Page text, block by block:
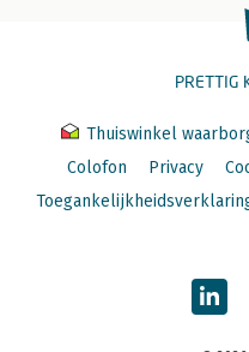
PRETTIG
Thuiswinkel
Colofon
Privacy